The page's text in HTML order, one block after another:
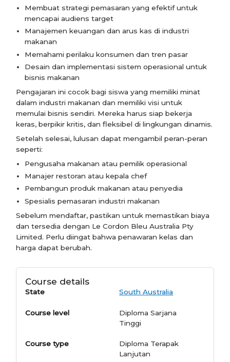
Membuat strategi pemasaran yang efektif untuk
mencapai audiens target
Manajemen keuangan dan arus kas di industri
makanan
Memahami perilaku konsumen dan tren pasar
Desain dan implementasi sistem operasional untuk
bisnis makanan
Pengajaran ini cocok bagi siswa yang memiliki minat
dalam industri makanan dan memiliki visi untuk
memulai bisnis sendiri. Mereka harus siap bekerja
keras, berpikir kritis, dan fleksibel di lingkungan dinamis.
Setelah selesai, lulusan dapat mengambil peran-peran
seperti:
Pengusaha makanan atau pemilik operasional
Manajer restoran atau kepala chef
Pembangun produk makanan atau penyedia
Spesialis pemasaran industri makanan
Sebelum mendaftar, pastikan untuk memastikan biaya
dan tersedia dengan Le Cordon Bleu Australia Pty
Limited. Perlu diingat bahwa penawaran kelas dan
harga dapat berubah.
Course details
State South Australia
Course level
Diploma Sarjana
Tinggi
Course type
Diploma Terapak
Lanjutan